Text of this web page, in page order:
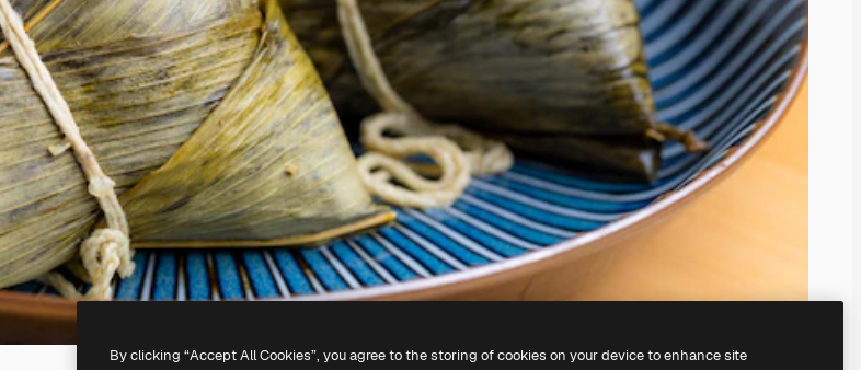
By clicking “Accept All Cookies”, you agree to the storing of cookies on your device to enhance site